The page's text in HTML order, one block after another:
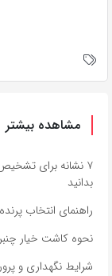
مشاهده بیشتر
۷ نشانه برای
بدانید
راهنمای انتخاب
نحوه کاشت خیار چنبر
شرایط نگهداری و